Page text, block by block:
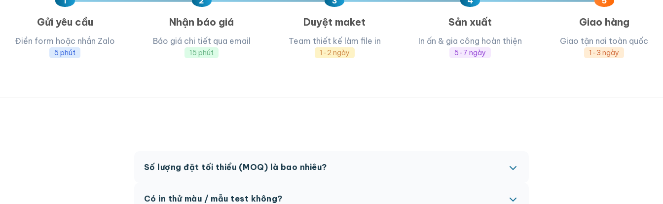
Gửi yêu cầu
Điền form hoặc nhắn Zalo
5 phút
Nhận báo giá
Báo giá chi tiết qua email
15 phút
Duyệt maket
Team thiết kế làm file in
1-2 ngày
Sản xuất
In ấn & gia công hoàn thiện
5-7 ngày
Giao hàng
Giao tận nơi toàn quốc
1-3 ngày
Số lượng đặt tối thiểu (MOQ) là bao nhiêu?
Có in thử màu / mẫu test không?